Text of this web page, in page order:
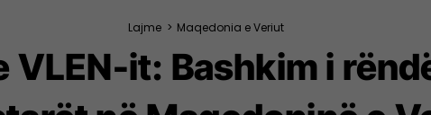
Lajme > Maqedonia e Veriut
VLEN-it: Bashkim i